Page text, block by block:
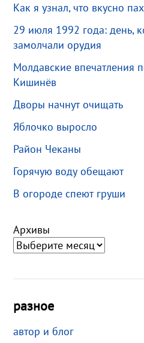
Как я узнал, что вкусно
29 июля 1992 года: день,
замолчали орудия
Молдавские впечатления
Кишинёв
Дворы начнут очищать
Яблочко выросло
Район Чеканы
Горячую воду обещают
В огороде спеют груши
Архивы
разное
автор и блог